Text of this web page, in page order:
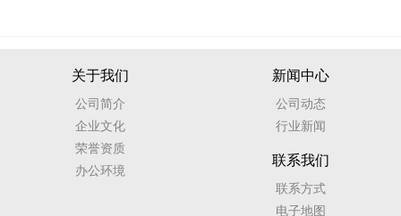
关于我们
公司简介
企业文化
荣誉资质
办公环境
新闻中心
公司动态
行业新闻
联系我们
联系方式
电子地图